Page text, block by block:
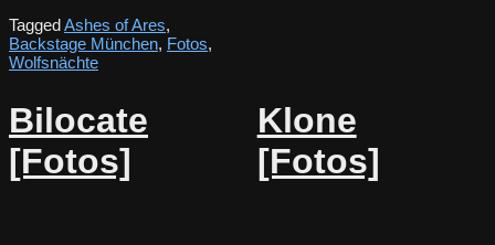
TaggedAshes of Ares,
Backstage München, Fotos,
Wolfsnächte
Bilocate
[Fotos]
Klone
[Fotos]